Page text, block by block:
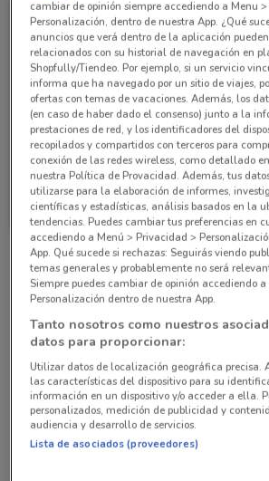
Liverpool
Caduca el 07/09 1.3 km
Sucursales Liverpool alrededor
Prol. P.º de la Reforma 400,
Fé, Álvaro Obregón Álvaro
2.6 km
ABIERTO
Prol. 5 de Mayo 3121, Lomas de
Obregón Local SA-17. Álvaro
cambiar de opinión siempre accediendo a Menu
Personalización, dentro de nuestra App. ¿Qué
anuncios que verá dentro de la aplicación
relacionados con su historial de navegación en
Shopfully/Tiendeo. Por ejemplo, si un servicio
informa que ha navegado por un sitio de viajes,
ofertas con temas de vacaciones. Además, los
(en caso de haber dado el consenso) junto a la
prestaciones de red, y los identificadores del
recopilados y compartidos con terceros para
conexión de las redes wireless, como detallado
nuestra Política de Provacidad. Además, tus
utilizarse para la elaboración de informes,
científicas y estadísticas, análisis basados en la
tendencias. Puedes cambiar tus preferencias en
accediendo a Menú > Privacidad >
App. Qué sucede si rechazas: Seguirás viendo
temas generales y probablemente no será
Siempre puedes cambiar de opinión accediendo
Personalización dentro de nuestra App.
Tanto nosotros como nuestros
datos para proporcionar:
Utilizar datos de localización geográfica precisa.
las características del dispositivo para su
información en un dispositivo y/o acceder a ella.
personalizados, medición de publicidad y
audiencia y desarrollo de servicios.
Lista de asociados (proveedores)